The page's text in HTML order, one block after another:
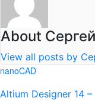
About
View all posts by
nanoCAD
Altium Designer 14